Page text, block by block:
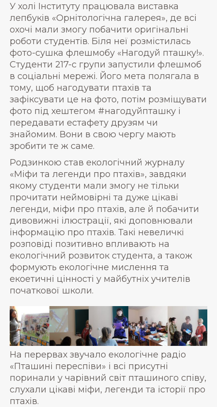
У холі Інституту працювала виставка
лепбуків «Орнітологічна галерея», де всі
охочі мали змогу побачити оригінальні
роботи студентів. Біля неї розмістилась
фото-сушка флешмобу «Нагодуй пташку!».
Студенти 217-с групи запустили флешмоб
в соціальні мережі. Його мета полягала в
тому, щоб нагодувати птахів та
зафіксувати це на фото, потім розміщувати
фото під хештегом #нагодуйпташку і
передавати естафету друзям чи
знайомим. Вони в свою чергу мають
зробити те ж саме.
Родзинкою став екологічний журналу
«Міфи та легенди про птахів», завдяки
якому студенти мали змогу не тільки
прочитати неймовірні та дуже цікаві
легенди, міфи про птахів, але й побачити
дивовижні ілюстрації, які доповнювали
інформацію про птахів. Такі невеличкі
розповіді позитивно впливають на
екологічний розвиток студента, а також
формують екологічне мислення та
екоетичні цінності у майбутніх учителів
початкової школи.
На перервах звучало екологічне радіо
«Пташині переспіви» і всі присутні
поринали у чарівний світ пташиного співу,
слухали цікаві міфи, легенди та історії про
птахів.